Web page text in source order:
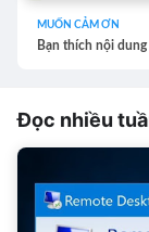
MUỐN CẢM ƠN
Bạn thích nội
Đọc nhiều